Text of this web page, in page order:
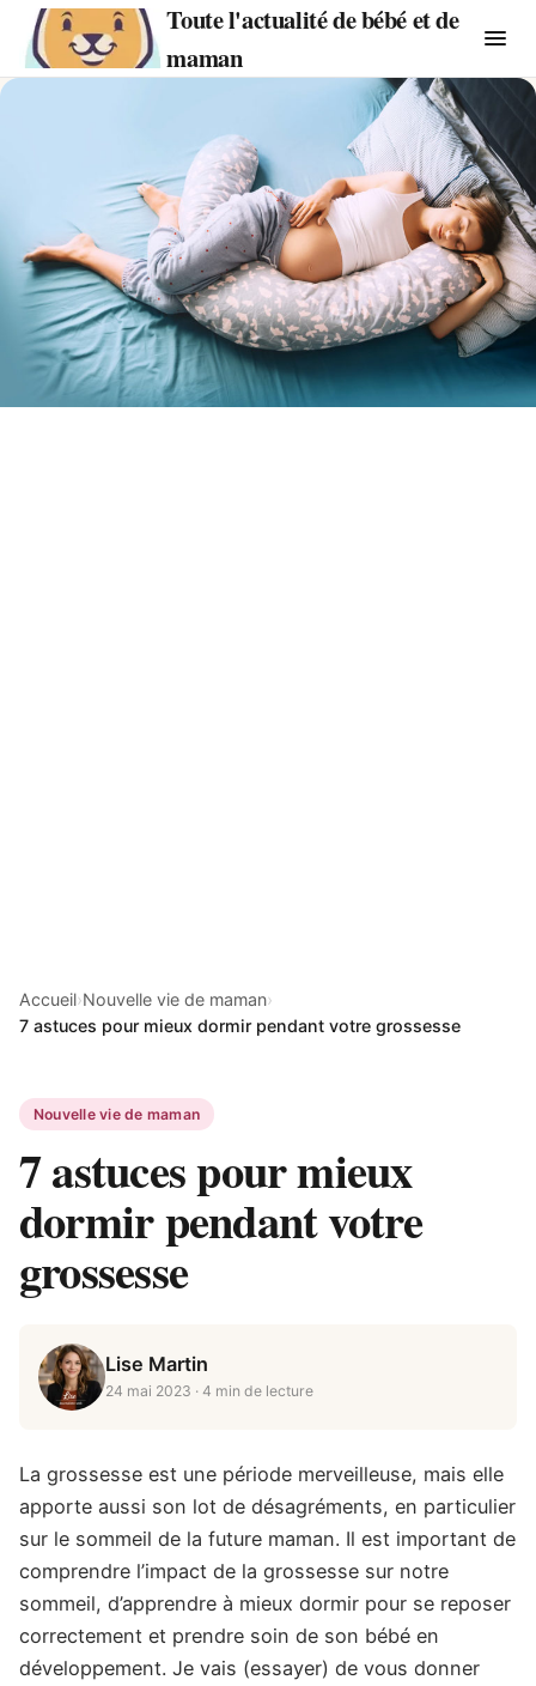
Toute l'actualité de bébé et de
maman
Accueil›Nouvelle vie de maman›
7 astuces pour mieux dormir pendant votre grossesse
Nouvelle vie de maman
7 astuces pour mieux
dormir pendant votre
grossesse
Lise Martin
24 mai 2023 · 4 min de lecture
La grossesse est une période merveilleuse, mais elle
apporte aussi son lot de désagréments, en particulier
sur le sommeil de la future maman. Il est important de
comprendre l’impact de la grossesse sur notre
sommeil, d’apprendre à mieux dormir pour se reposer
correctement et prendre soin de son bébé en
développement. Je vais (essayer) de vous donner